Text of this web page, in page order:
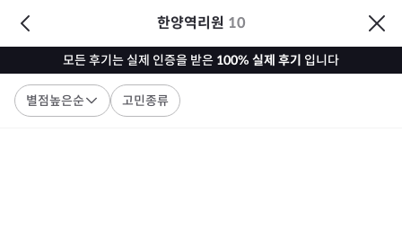
한양역리원 10
모든 후기는 실제 인증을 받은 100% 실제 후기 입니다
별점높은순 고민종류